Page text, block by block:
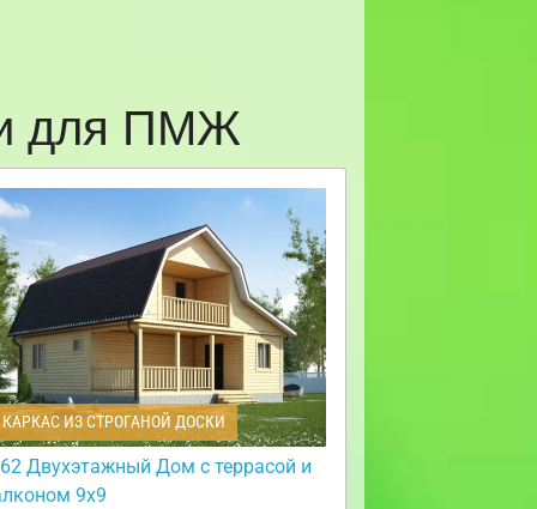
для ПМЖ
ИЗ СТРОГАНОЙ ДОСКИ
Двухэтажный Дом с террасой и
9х9